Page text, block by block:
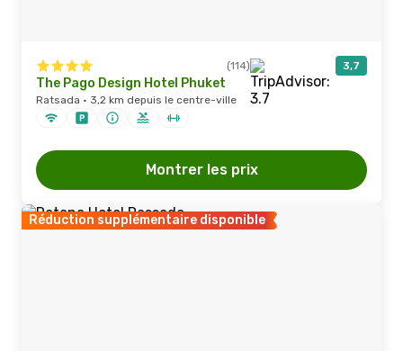
(114) 3,7
The Pago Design Hotel Phuket
Ratsada · 3,2 km depuis le centre-ville
Montrer les prix
Réduction supplémentaire disponible